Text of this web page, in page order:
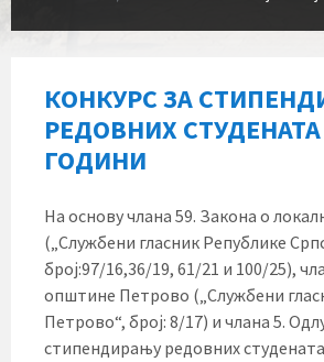
КОНКУРС ЗА
РЕДОВНИХ СТУДЕНАТА
ГОДИНИ
На основу члана 59. Закона о
(„Службени гласник Републике
број:97/16,36/19, 61/21 и 100/25),
општине Петрово („Службени
Петрово“, број: 8/17) и члана 5.
стипендирању редовних